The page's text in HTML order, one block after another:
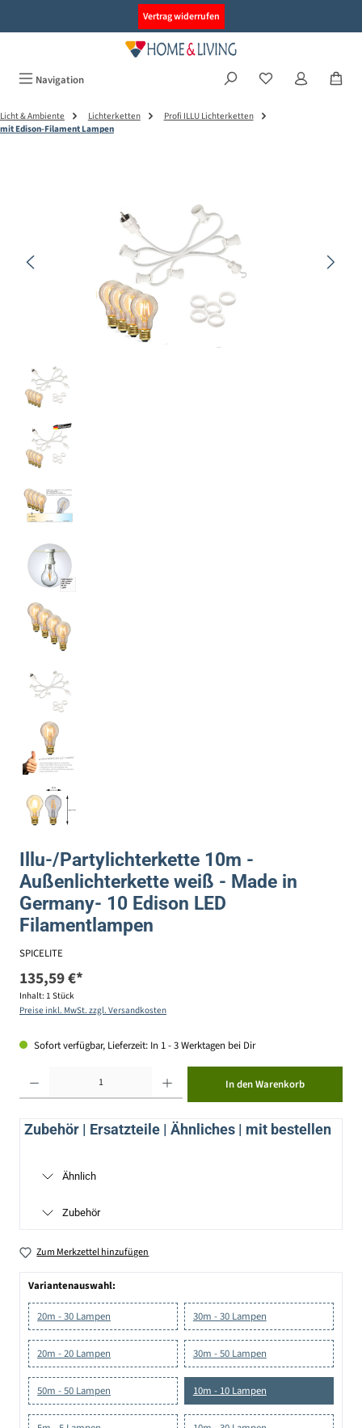
Vertrag widerrufen
Navigation
Licht & Ambiente Lichterketten
Profi ILLU Lichterketten
mit Edison-Filament Lampen
Illu-/Partylichterkette 10m -
Außenlichterkette weiß - Made in
Germany- 10 Edison LED
Filamentlampen
SPICELITE
135,59 €*
Inhalt: 1 Stück
Preise inkl. MwSt. zzgl. Versandkosten
Sofort verfügbar, Lieferzeit: In 1 - 3 Werktagen bei Dir
In den Warenkorb
Zubehör | Ersatzteile | Ähnliches | mit bestellen
Ähnlich
Zubehör
Zum Merkzettel hinzufügen
Variantenauswahl:
20m - 30 Lampen 30m - 30 Lampen
20m - 20 Lampen 30m - 50 Lampen
50m - 50 Lampen 10m - 10 Lampen